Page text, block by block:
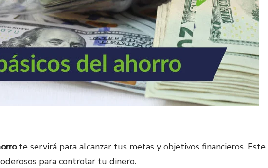
te servirá para alcanzar tus metas y objetivos financieros. Este
para controlar tu dinero.